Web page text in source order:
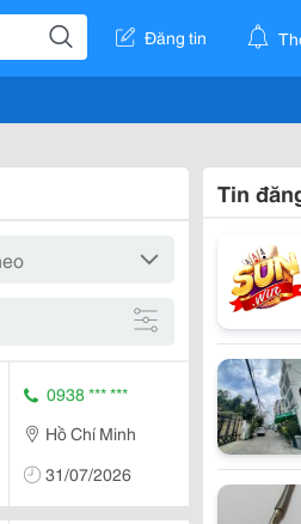
Đăng tin
0938 *** ***
Hồ Chí Minh
31/07/2026
Tin